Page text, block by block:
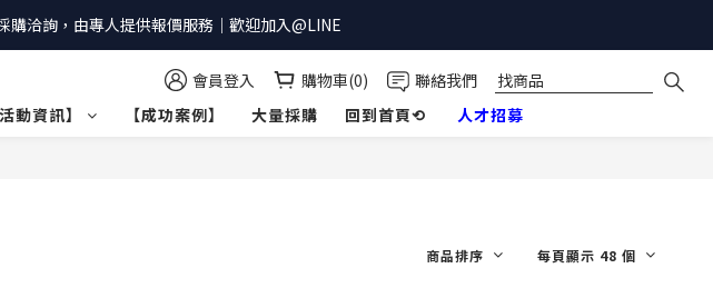
洽詢，由專人提供報價服務｜歡迎加入@LINE
會員登入 購物車(0)
聯絡我們
活動資訊】 【成功案例】 大量採購 回到首頁⟲ 人才招募
商品排序 每頁顯示 48 個